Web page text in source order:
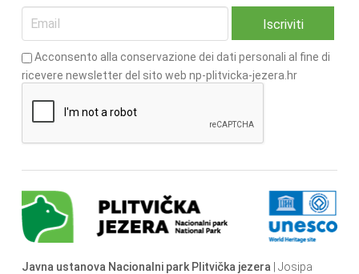
Acconsento alla conservazione dei dati personali al fine di
ricevere newsletter del sito web np-plitvicka-jezera.hr
Javna ustanova Nacionalni park Plitvička jezera | Josipa